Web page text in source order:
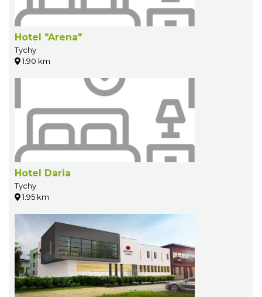
Hotel "Arena"
Tychy
1.90 km
Hotel Daria
Tychy
1.95 km